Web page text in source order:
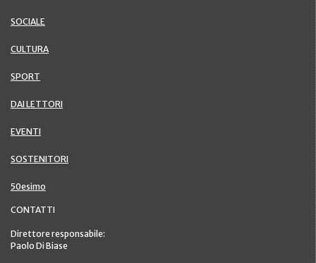
SOCIALE
CULTURA
SPORT
DAI LETTORI
EVENTI
SOSTENITORI
50esimo
CONTATTI
Direttore responsabile:
Paolo Di Biase